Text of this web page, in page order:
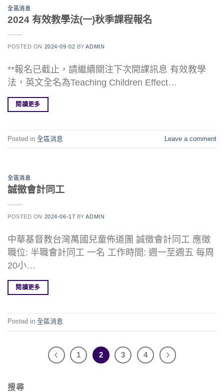
搜尋
全區消息
2024 有效教學法(一)秋季課程報名
POSTED ON 2024-09-02 BYADMIN
**報名已截止，請繼續關注下次開課訊息 有效教學
法，英文全名為Teaching Children Effect…
閱讀更多
Posted in 全區消息 Leave a comment
全區消息
誠徵會計同工
POSTED ON 2024-06-17 BYADMIN
中華基督教台灣萬國兒童佈道團 誠徵會計同工 應徵
職位: 半職會計同工 一名 工作時間: 週一至週五 每周
20小…
閱讀更多
Posted in 全區消息
1 2 3 4